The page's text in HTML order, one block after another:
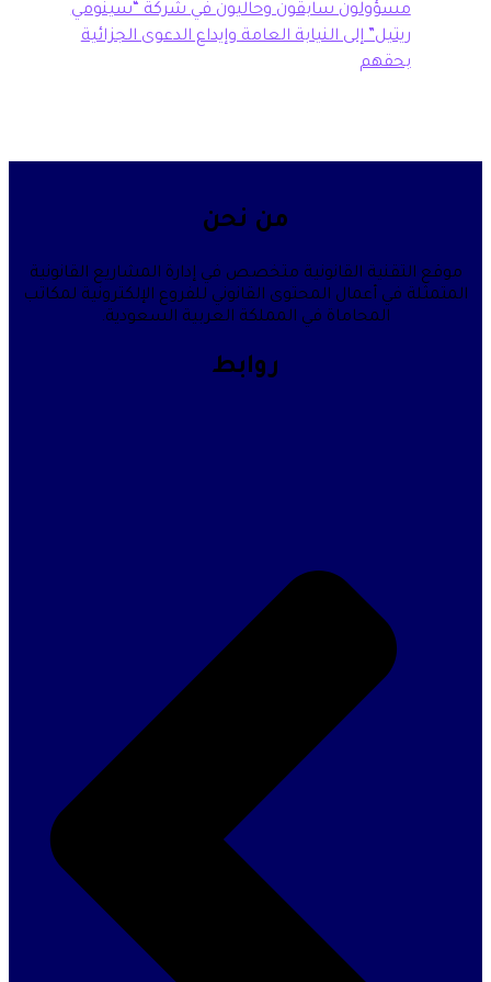
سابقون وحاليون في شركة “سينومي
إلى النيابة العامة وإيداع الدعوى الجزائية
القانونية متخصص في إدارة المشاريع القانونية
أعمال المحتوى القانوني للفروع الإلكترونية لمكاتب
المحاماة في المملكة العربية السعودية.